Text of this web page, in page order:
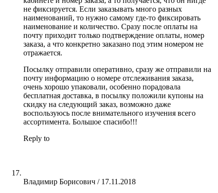
не фиксируется. Если заказывать много разных
наименований, то нужно самому где-то фиксировать
наименование и количество. Сразу после оплаты на
почту приходит только подтверждение оплаты, номер
заказа, а что конкретно заказано под этим номером не
отражается.
Посылку отправили оперативно, сразу же отправили на
почту информацию о номере отслеживания заказа,
очень хорошо упаковали, особенно порадовала
бесплатная доставка, в посылку положили купоны на
скидку на следующий заказ, возможно даже
воспользуюсь после внимательного изучения всего
ассортимента. Большое спасибо!!!
Reply to
Владимир Борисович / 17.11.2018